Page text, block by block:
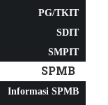
PG/TKIT
SDIT
SMPIT
SPMB
Informasi SPMB